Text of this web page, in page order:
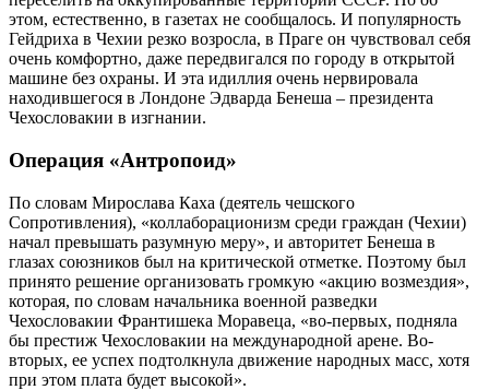
этом, естественно, в газетах не сообщалось. И популярность
Гейдриха в Чехии резко возросла, в Праге он чувствовал себя
очень комфортно, даже передвигался по городу в открытой
машине без охраны. И эта идиллия очень нервировала
находившегося в Лондоне Эдварда Бенеша – президента
Чехословакии в изгнании.
Операция «Антропоид»
По словам Мирослава Каха (деятель чешского
Сопротивления), «коллаборационизм среди граждан (Чехии)
начал превышать разумную меру», и авторитет Бенеша в
глазах союзников был на критической отметке. Поэтому был
принято решение организовать громкую «акцию возмездия»,
которая, по словам начальника военной разведки
Чехословакии Франтишека Моравеца, «во-первых, подняла
бы престиж Чехословакии на международной арене. Во-
вторых, ее успех подтолкнула движение народных масс, хотя
при этом плата будет высокой».